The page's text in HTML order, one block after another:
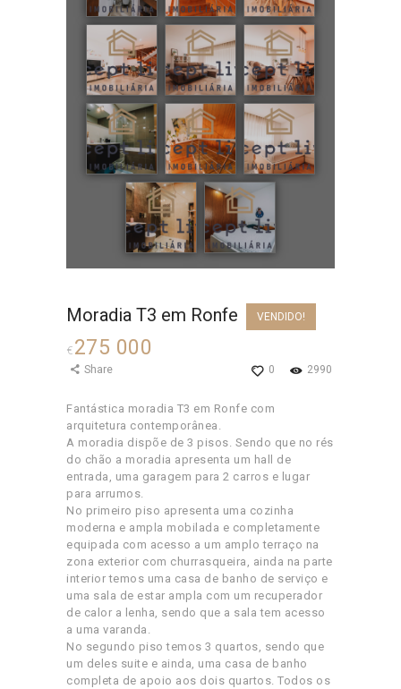
Moradia T3 em Ronfe VENDIDO!
€ 275 000
2990
0
Share
Fantástica moradia T3 em Ronfe com
arquitetura contemporânea.
A moradia dispõe de 3 pisos. Sendo que no rés
do chão a moradia apresenta um hall de
entrada, uma garagem para 2 carros e lugar
para arrumos.
No primeiro piso apresenta uma cozinha
moderna e ampla mobilada e completamente
equipada com acesso a um amplo terraço na
zona exterior com churrasqueira, ainda na parte
interior temos uma casa de banho de serviço e
uma sala de estar ampla com um recuperador
de calor a lenha, sendo que a sala tem acesso
a uma varanda.
No segundo piso temos 3 quartos, sendo que
um deles suite e ainda, uma casa de banho
completa de apoio aos dois quartos. Todos os